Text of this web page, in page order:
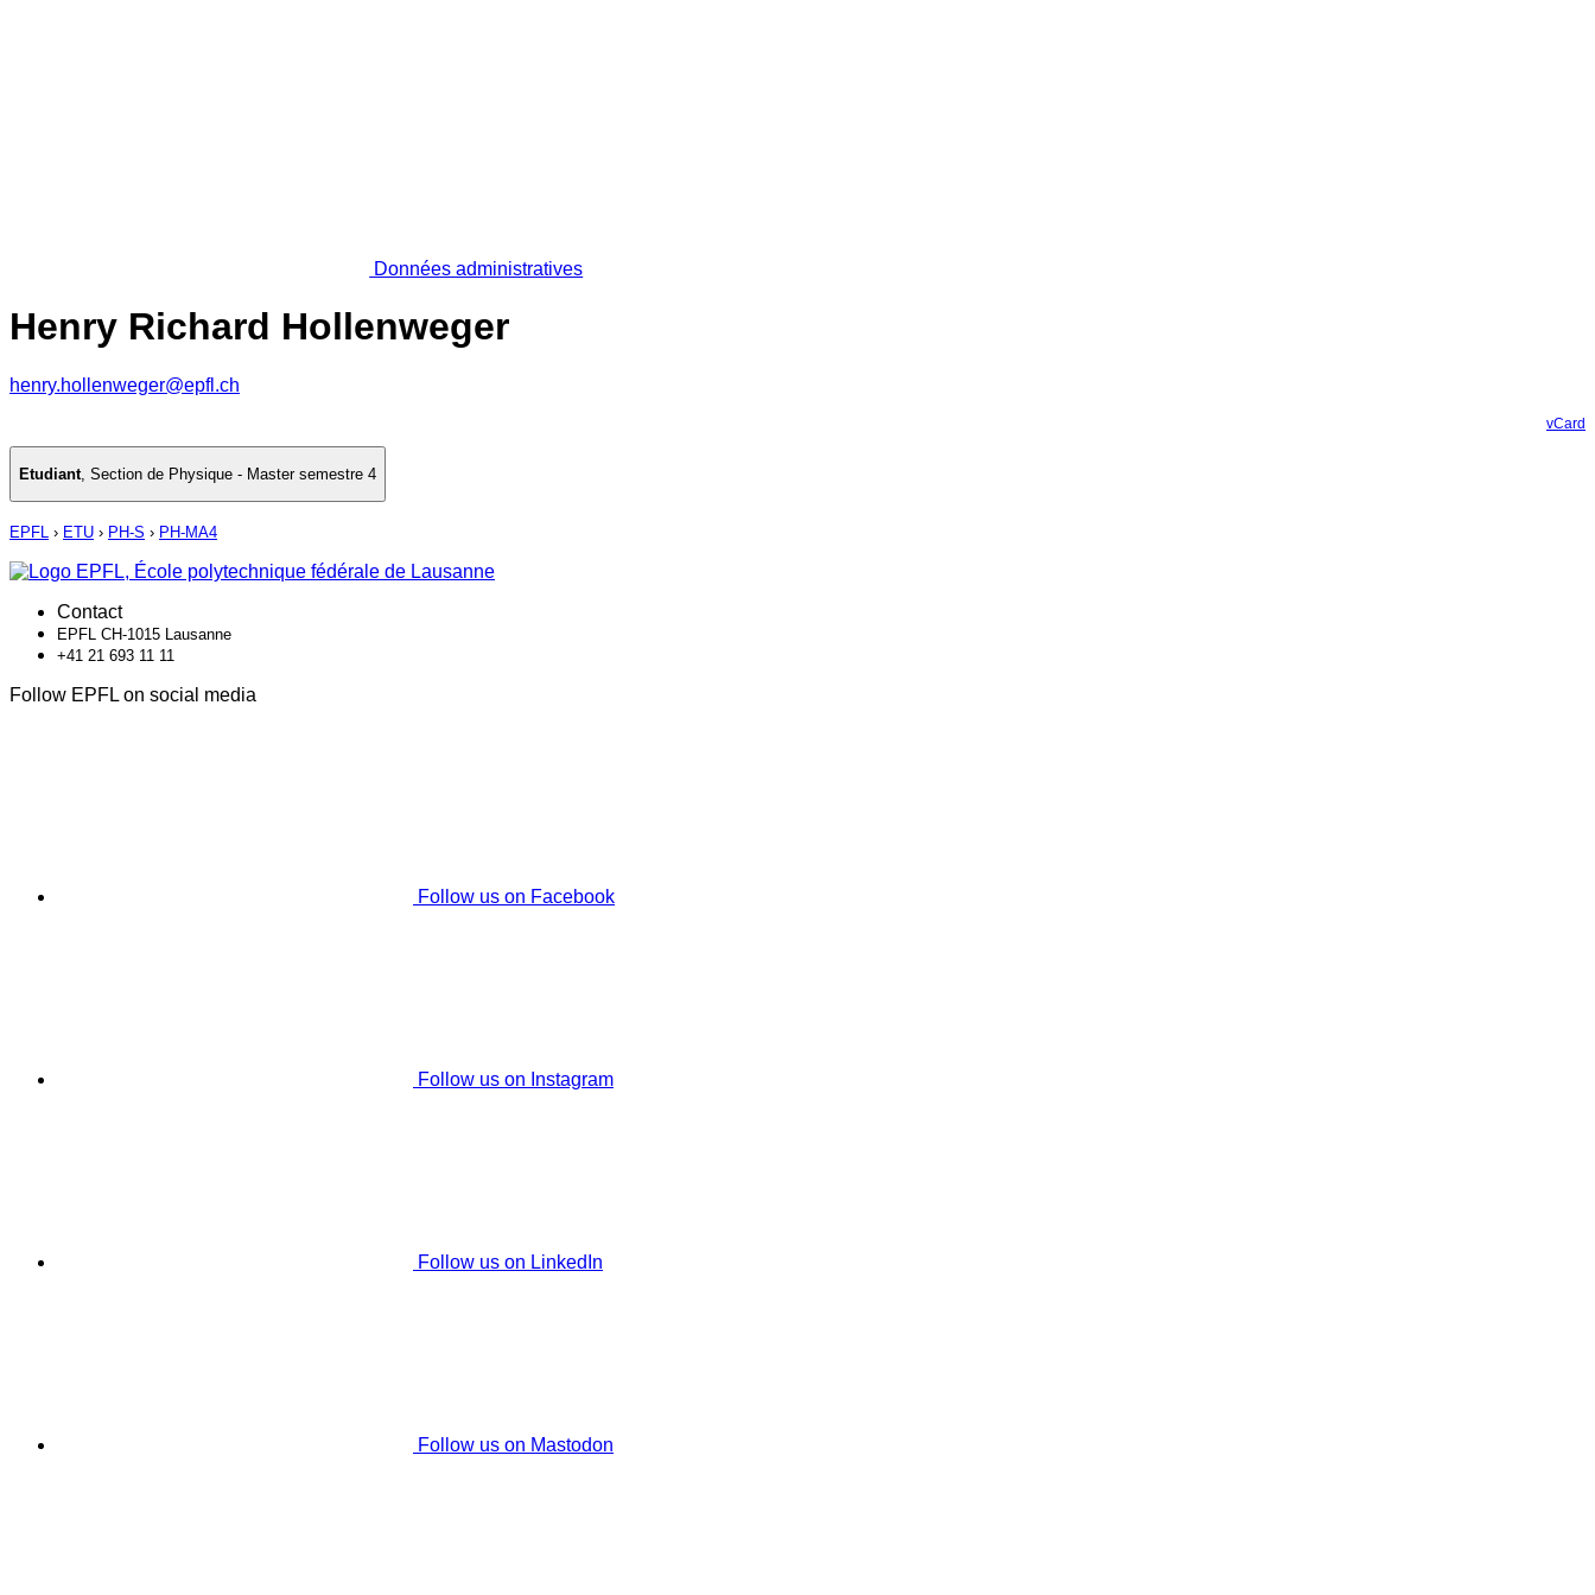
Données administratives
Henry Richard Hollenweger
henry.hollenweger@epfl.ch
vCard
Etudiant, Section de Physique - Master semestre 4
EPFL › ETU › PH-S › PH-MA4
Contact
EPFL CH-1015 Lausanne
+41 21 693 11 11
Follow EPFL on social media
Follow us on Facebook
Follow us on Instagram
Follow us on LinkedIn
Follow us on Mastodon